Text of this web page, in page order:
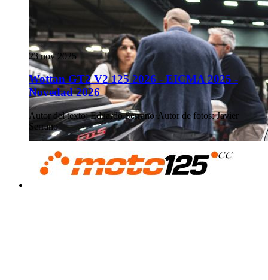
23 nov 2025
Wottan GT2 V2 125 2026 - EICMA 2025 -
Novedad 2026
Autor del texto: Eduardo Serrano·Autor de fotos: Javier
Serrano